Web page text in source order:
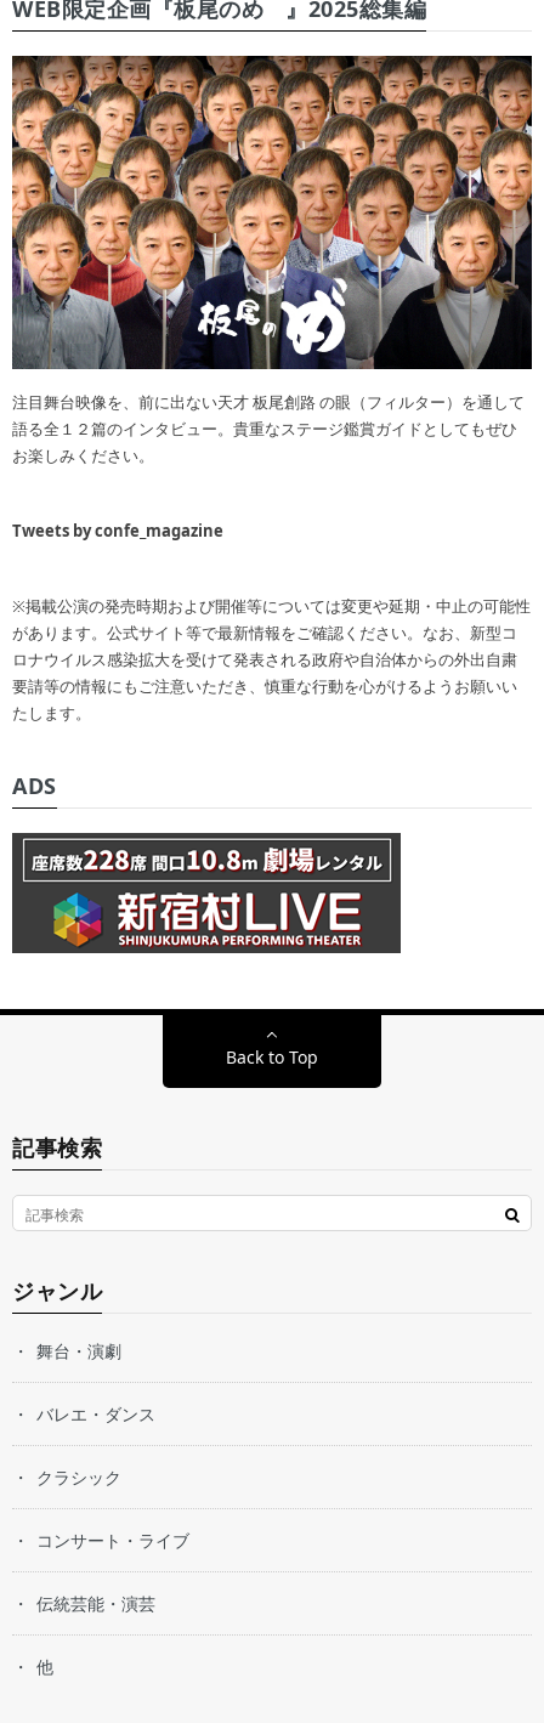
WEB限定企画『板尾のめ゙』2025総集編
注目舞台映像を、前に出ない天才 板尾創路 の眼（フィルター）を通して
語る全１２篇のインタビュー。貴重なステージ鑑賞ガイドとしてもぜひ
お楽しみください。
Tweets by confe_magazine
※掲載公演の発売時期および開催等については変更や延期・中止の可能性
があります。公式サイト等で最新情報をご確認ください。なお、新型コ
ロナウイルス感染拡大を受けて発表される政府や自治体からの外出自粛
要請等の情報にもご注意いただき、慎重な行動を心がけるようお願いい
たします。
ADS
Back to Top
記事検索
ジャンル
舞台・演劇
バレエ・ダンス
クラシック
コンサート・ライブ
伝統芸能・演芸
他